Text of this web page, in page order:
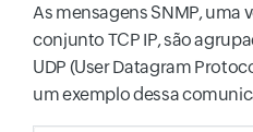
As mensagens SNMP, uma
conjunto TCP IP, são
UDP (User Datagram
um exemplo dessa